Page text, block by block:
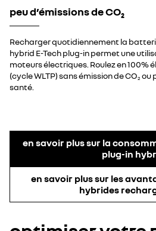
peu d’émissions de CO₂
Recharger quotidiennement la
hybrid E-Tech plug-in permet une
moteurs électriques. Roulez en 100%
(cycle WLTP) sans émission de CO2 ou
santé.
en savoir plus sur la
plug-in
en savoir plus sur les
hybrides